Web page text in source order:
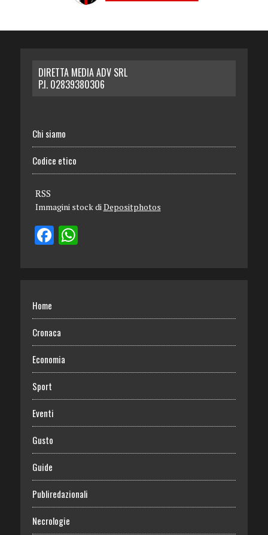
DIRETTA MEDIA ADV SRL
P.I. 02839380306
Chi siamo
Codice etico
RSS
Immagini stock di Depositphotos
Home
Cronaca
Economia
Sport
Eventi
Gusto
Guide
Publiredazionali
Necrologie